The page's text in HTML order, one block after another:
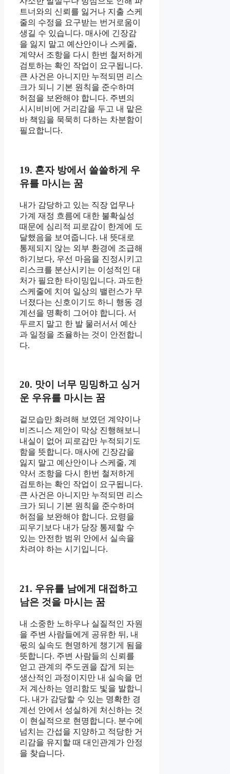
트너와의 신뢰를 잃거나 지출 스케
줄의 수정을 요구받는 번거로움이
생길 수 있습니다. 매사에 긴장감
을 잃지 말고 예산안이나 스케줄,
계약서 조항을 다시 한번 철저하게
검토하는 확인 작업이 요구됩니다.
큰 사건은 아니지만 누적되면 리스
크가 되니 기본 원칙을 준수하며
허점을 보완해야 합니다. 주변의
시시비비에 거리감을 두고 내 맡은
바 책임을 묵묵히 다하는 차분함이
필요합니다.
19. 혼자 방에서 쓸쓸하게 우
유를 마시는 꿈
내가 감당하고 있는 직장 업무나
가계 재정 흐름에 대한 불확실성
때문에 심리적 피로감이 한계에 도
달했음을 보여줍니다. 내 뜻대로
통제되지 않는 외부 환경에 조급해
하기보다, 우선 마음을 진정시키고
리스크를 분산시키는 이성적인 대
처가 필요한 타이밍입니다. 과도한
스케줄에 치여 일상의 밸런스가 무
너졌다는 신호이기도 하니 행동 경
계선을 명확히 그어야 합니다. 서
두르지 말고 한 발 물러서서 예산
과 일정을 조율하는 것이 안전합니
다.
20. 맛이 너무 밍밍하고 싱거
운 우유를 마시는 꿈
겉모습만 화려해 보였던 계약이나
비즈니스 제안이 막상 진행해보니
내실이 없어 피로감만 누적되기도
함을 뜻합니다. 매사에 긴장감을
잃지 말고 예산안이나 스케줄, 계
약서 조항을 다시 한번 철저하게
검토하는 확인 작업이 요구됩니다.
큰 사건은 아니지만 누적되면 리스
크가 되니 기본 원칙을 준수하며
허점을 보완해야 합니다. 요령을
피우기보다 내가 당장 통제할 수
있는 안전한 범위 안에서 실속을
차려야 하는 시기입니다.
21. 우유를 남에게 대접하고
남은 것을 마시는 꿈
내 소중한 노하우나 실질적인 자원
을 주변 사람들에게 공유한 뒤, 내
몫의 실속도 현명하게 챙기게 됨을
뜻합니다. 주변 사람들의 신뢰를
얻고 관계의 주도권을 잡게 되는
생산적인 과정이지만 내 실속을 먼
저 계산하는 영리함도 빛을 발합니
다. 내가 감당할 수 있는 명확한 경
계선 안에서 성실하게 처신하는 것
이 현실적으로 현명합니다. 분수에
넘치는 간섭을 지양하고 적당한 거
리감을 유지할 때 대인관계가 안정
을 찾습니다.